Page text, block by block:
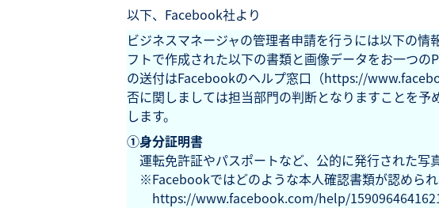
以下、Facebook社より
ビジネスマネージャの管理者申請を行うには以下の
フトで作成された以下の書類と画像データをお一つ
の送付はFacebookのヘルプ窓口（https://
否に関しましては担当部門の判断となりますことを
します。
①身分証明書
運転免許証やパスポートなど、公的に発行された写
※Facebookではどのような本人確認書類が認めら
https://www.facebook.com/help/